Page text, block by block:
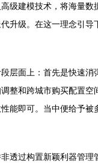
级建模技术，将海量
升级。在这一理念引
层面上：首先是快速
整和跨城市购买配置
能即可。当中便给予
透过构置新颖利器管